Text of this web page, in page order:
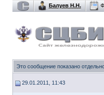
Балуев Н.Н.
Это сообщение показано
29.01.2011, 11:43